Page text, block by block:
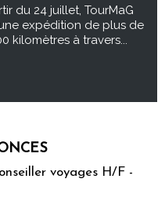
du 24 juillet, TourMaG
expédition de plus de
kilomètres à travers...
voyages H/F -